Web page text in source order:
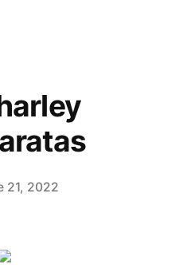
21, 2022